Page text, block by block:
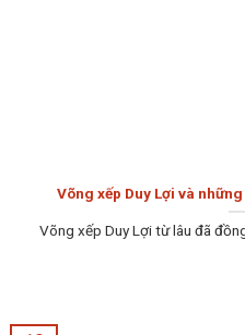
Võng xếp Duy Lợi và
Võng xếp Duy Lợi từ lâu đã